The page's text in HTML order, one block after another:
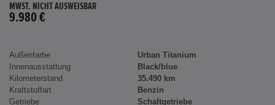
MWST. NICHT AUSWEISBAR
9.980 €
Außenfarbe
Urban Titanium
Innenausstattung
Black/blue
Kilometerstand
35.490 km
Kraftstoffart
Benzin
Getriebe
Schaltgetriebe